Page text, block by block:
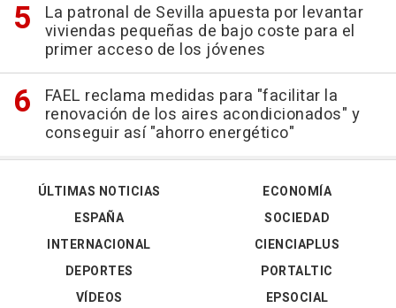
La patronal de Sevilla apuesta por levantar
viviendas pequeñas de bajo coste para el
primer acceso de los jóvenes
FAEL reclama medidas para "facilitar la
renovación de los aires acondicionados" y
conseguir así "ahorro energético"
ÚLTIMAS NOTICIAS
ESPAÑA
INTERNACIONAL
DEPORTES
VÍDEOS
ECONOMÍA
SOCIEDAD
CIENCIAPLUS
PORTALTIC
EPSOCIAL